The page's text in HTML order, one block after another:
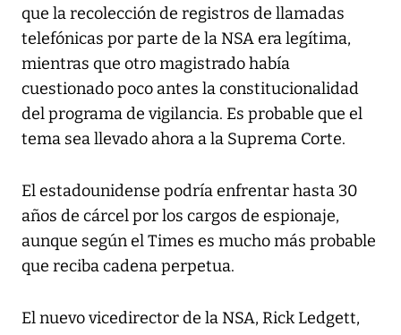
que la recolección de registros de llamadas
telefónicas por parte de la NSA era legítima,
mientras que otro magistrado había
cuestionado poco antes la constitucionalidad
del programa de vigilancia. Es probable que el
tema sea llevado ahora a la Suprema Corte.
El estadounidense podría enfrentar hasta 30
años de cárcel por los cargos de espionaje,
aunque según el Times es mucho más probable
que reciba cadena perpetua.
El nuevo vicedirector de la NSA, Rick Ledgett,